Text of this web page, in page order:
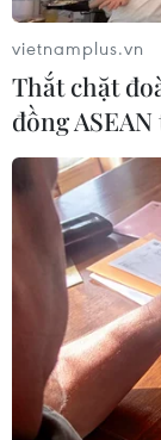
#Áo mưa
#Tố lốc
#Khí tượng thủy
vietnamplus.vn
Thắt chặt
đồng